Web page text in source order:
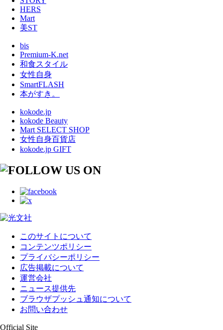
HERS
Mart
美ST
bis
Premium-K.net
和食スタイル
女性自身
SmartFLASH
本がすき。
kokode.jp
kokode Beauty
Mart SELECT SHOP
女性自身百貨店
kokode.jp GIFT
このサイトについて
コンテンツポリシー
プライバシーポリシー
広告掲載について
運営会社
ニュース提供先
ブラウザプッシュ通知について
お問い合わせ
Official Site